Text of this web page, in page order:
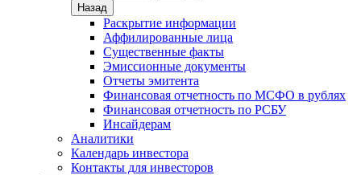
Назад
Раскрытие информации
Аффилированные лица
Существенные факты
Эмиссионные документы
Отчеты эмитента
Финансовая отчетность по МСФО в рублях
Финансовая отчетность по РСБУ
Инсайдерам
Аналитики
Календарь инвестора
Контакты для инвесторов